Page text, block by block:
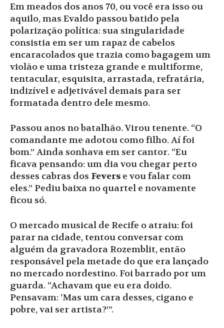
Em meados dos anos 70, ou você era isso ou
aquilo, mas Evaldo passou batido pela
polarização política: sua singularidade
consistia em ser um rapaz de cabelos
encaracolados que trazia como bagagem um
violão e uma tristeza grande e multiforme,
tentacular, esquisita, arrastada, refratária,
indizível e adjetivável demais para ser
formatada dentro dele mesmo.
Passou anos no batalhão. Virou tenente. “O
comandante me adotou como filho. Aí foi
bom.” Ainda sonhava em ser cantor. “Eu
ficava pensando: um dia vou chegar perto
desses cabras dos Fevers e vou falar com
eles.” Pediu baixa no quartel e novamente
ficou só.
O mercado musical de Recife o atraiu: foi
parar na cidade, tentou conversar com
alguém da gravadora Rozemblit, então
responsável pela metade do que era lançado
no mercado nordestino. Foi barrado por um
guarda. “Achavam que eu era doido.
Pensavam: ‘Mas um cara desses, cigano e
pobre, vai ser artista?’”.